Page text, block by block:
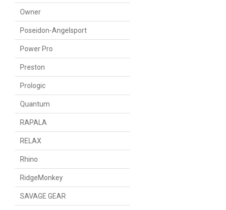
Owner
Poseidon-Angelsport
Power Pro
Preston
Prologic
Quantum
RAPALA
RELAX
Rhino
RidgeMonkey
SAVAGE GEAR